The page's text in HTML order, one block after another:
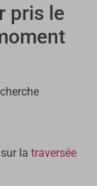
pris le
la traversée